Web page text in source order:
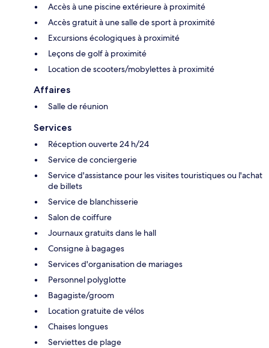
Accès à une piscine extérieure à proximité
Accès gratuit à une salle de sport à proximité
Excursions écologiques à proximité
Leçons de golf à proximité
Location de scooters/mobylettes à proximité
Affaires
Salle de réunion
Services
Réception ouverte 24 h/24
Service de conciergerie
Service d'assistance pour les visites touristiques ou l'achat
de billets
Service de blanchisserie
Salon de coiffure
Journaux gratuits dans le hall
Consigne à bagages
Services d'organisation de mariages
Personnel polyglotte
Bagagiste/groom
Location gratuite de vélos
Chaises longues
Serviettes de plage